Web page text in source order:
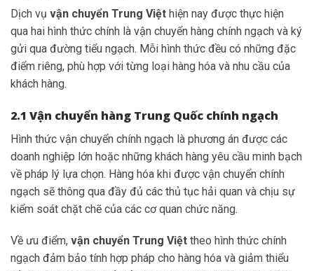
Dịch vụ vận chuyển Trung Việt hiện nay được thực hiện
qua hai hình thức chính là vận chuyển hàng chính ngạch và ký
gửi qua đường tiểu ngạch. Mỗi hình thức đều có những đặc
điểm riêng, phù hợp với từng loại hàng hóa và nhu cầu của
khách hàng.
2.1 Vận chuyển hàng Trung Quốc chính ngạch
Hình thức vận chuyển chính ngạch là phương án được các
doanh nghiệp lớn hoặc những khách hàng yêu cầu minh bạch
về pháp lý lựa chọn. Hàng hóa khi được vận chuyển chính
ngạch sẽ thông qua đầy đủ các thủ tục hải quan và chịu sự
kiểm soát chặt chẽ của các cơ quan chức năng.
Về ưu điểm, vận chuyển Trung Việt theo hình thức chính
ngạch đảm bảo tính hợp pháp cho hàng hóa và giảm thiểu